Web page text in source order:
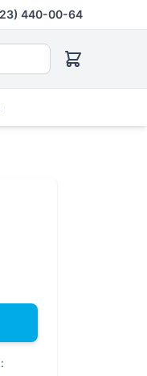
440-00-64